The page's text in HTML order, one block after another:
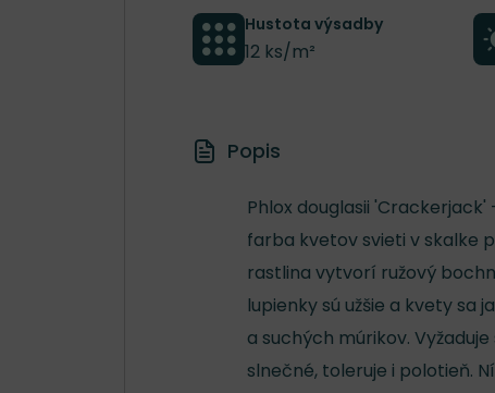
Hustota výsadby
12 ks/m²
Popis
Phlox douglasii
farba kvetov svieti v skalke
rastlina vytvorí ružový
lupienky sú užšie a kvety sa
a suchých múrikov.
slnečné, toleruje i polotieň.